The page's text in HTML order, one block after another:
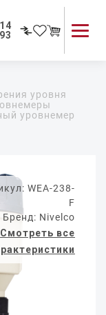
Применение приборов
Как мы работаем
уровня
уровнемер
WEA-238-
F
Бренд: Nivelco
Смотреть все